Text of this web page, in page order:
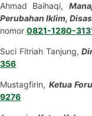
Ahmad Baihaqi,
Perubahan Iklim,
nomor 0821-1280-
Suci Fitriah Tanjung,
356
Mustagfirin, Ketua
9276